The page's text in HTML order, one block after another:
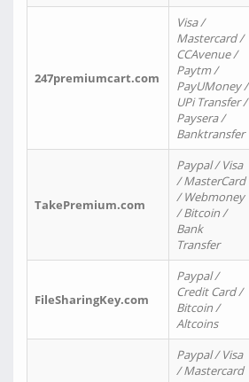
247premiumcart.com
Visa /
Mastercard /
CCAvenue /
Paytm /
PayUMoney /
UPi Transfer /
Paysera /
Banktransfer
TakePremium.com
Paypal / Visa
/ MasterCard
/ Webmoney
/ Bitcoin /
Bank
Transfer
FileSharingKey.com
Paypal /
Credit Card /
Bitcoin /
Altcoins
Paypal / Visa
/ Mastercard